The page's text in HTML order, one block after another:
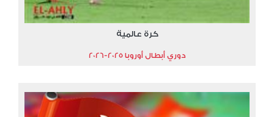
كرة عالمية
دوري أبطال أوروبا 2025-2026